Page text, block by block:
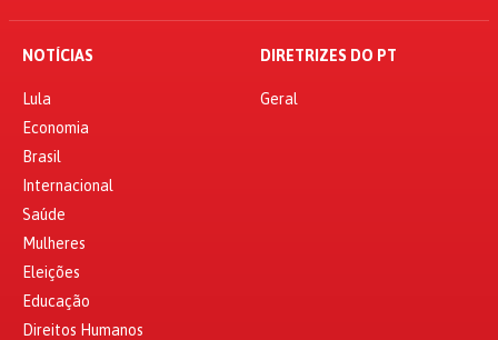
NOTÍCIAS
Lula
Economia
Brasil
Internacional
Saúde
Mulheres
Eleições
Educação
Direitos Humanos
DIRETRIZES DO PT
Geral